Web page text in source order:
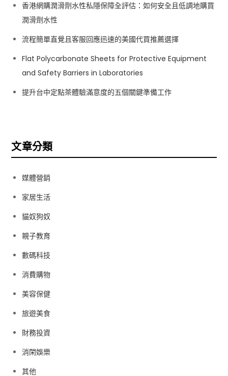
香港網購潤滑劑水性私隱保障全評估：如何安全且低調地購買
潤滑劑水性
流程簡單直覺且客服回應迅速的美國代買推薦選擇
Flat Polycarbonate Sheets for Protective Equipment
and Safety Barriers in Laboratories
提升台中定點茶體驗滿意度的五個關鍵準備工作
文章分類
媒體營銷
家居生活
貓奴狗奴
親子教育
數碼科技
消費購物
美容保健
旅遊美食
財務投資
消閑娛樂
其他